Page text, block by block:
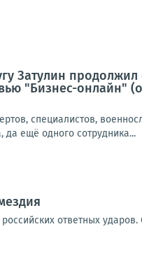
Затулин
"Бизнес-онлайн"
специалистов,
ещё одного сотрудника...
ответных